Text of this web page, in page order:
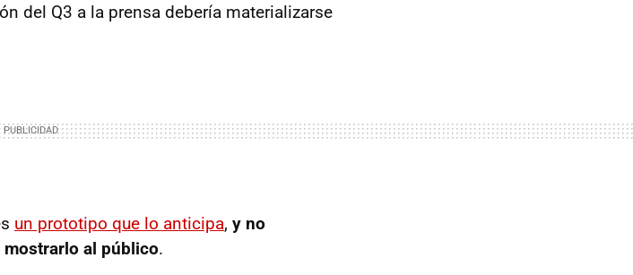
del Q3 a la prensa debería materializarse
un prototipo que lo anticipa, y no
mostrarlo al público.